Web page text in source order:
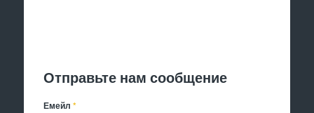
Отправьте нам сообщение
Емейл*